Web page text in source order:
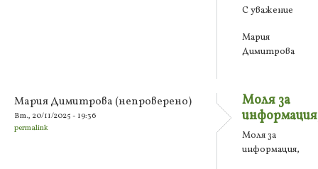
С уважение
Мария
Димитрова
Мария Димитрова (непроверено)
Вт., 20/11/2025 - 19:36
permalink
Моля за
Моля за
информация,